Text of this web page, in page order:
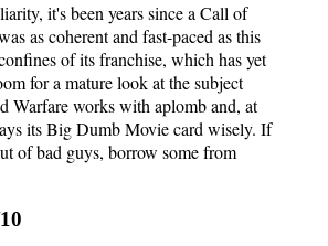
it's been years since a Call of
as coherent and fast-paced as this
of its franchise, which has yet
for a mature look at the subject
Warfare works with aplomb and, at
its Big Dumb Movie card wisely. If
of bad guys, borrow some from